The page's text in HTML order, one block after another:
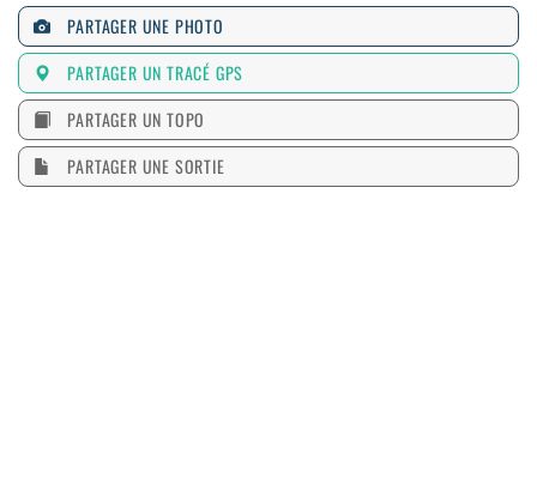
PARTAGER UNE PHOTO
PARTAGER UN TRACÉ GPS
PARTAGER UN TOPO
PARTAGER UNE SORTIE